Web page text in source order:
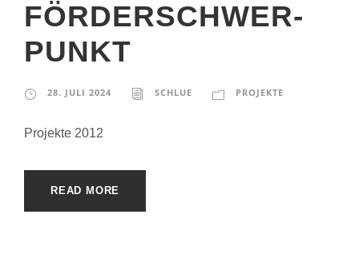
FÖRDERSCHWER­
PUNKT
28. JULI 2024 SCHLUE PROJEKTE
Projekte 2012
READ MORE